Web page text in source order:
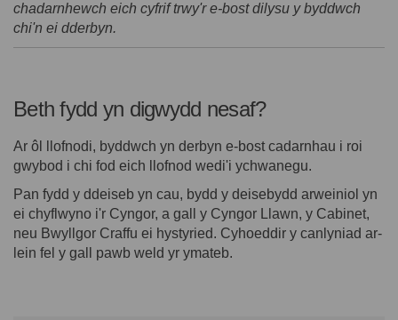
chadarnhewch eich cyfrif trwy'r e-bost dilysu y byddwch
chi'n ei dderbyn.
Beth fydd yn digwydd nesaf?
Ar ôl llofnodi, byddwch yn derbyn e-bost cadarnhau i roi
gwybod i chi fod eich llofnod wedi'i ychwanegu.
Pan fydd y ddeiseb yn cau, bydd y deisebydd arweiniol yn
ei chyflwyno i'r Cyngor, a gall y Cyngor Llawn, y Cabinet,
neu Bwyllgor Craffu ei hystyried. Cyhoeddir y canlyniad ar-
lein fel y gall pawb weld yr ymateb.